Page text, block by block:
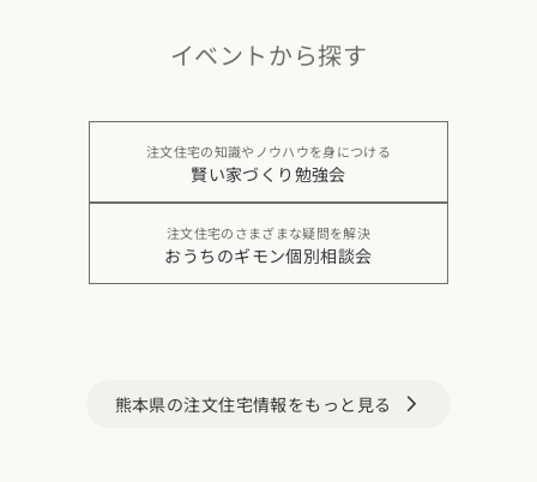
イベントから探す
注文住宅の知識やノウハウを身につける
賢い家づくり勉強会
注文住宅のさまざまな疑問を解決
おうちのギモン個別相談会
熊本県の注文住宅情報をもっと見る arrow_forward_ios